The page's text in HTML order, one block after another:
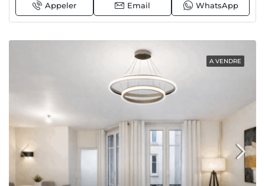
Appeler Email WhatsApp
A VENDRE